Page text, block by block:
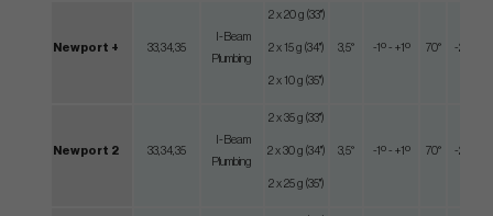
Newport + 33,34,35
I-Beam
Plumbing
2 x 20 g (33")
2 x 15 g (34")
2 x 10 g (35")
3,5° -1º - +1º 70° -2º -
Newport 2 33,34,35
I-Beam
Plumbing
2 x 35 g (33")
2 x 30 g (34")
2 x 25 g (35")
3,5° -1º - +1º 70° -2º -